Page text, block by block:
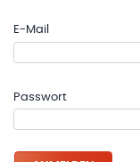
E-Mail
Passwort